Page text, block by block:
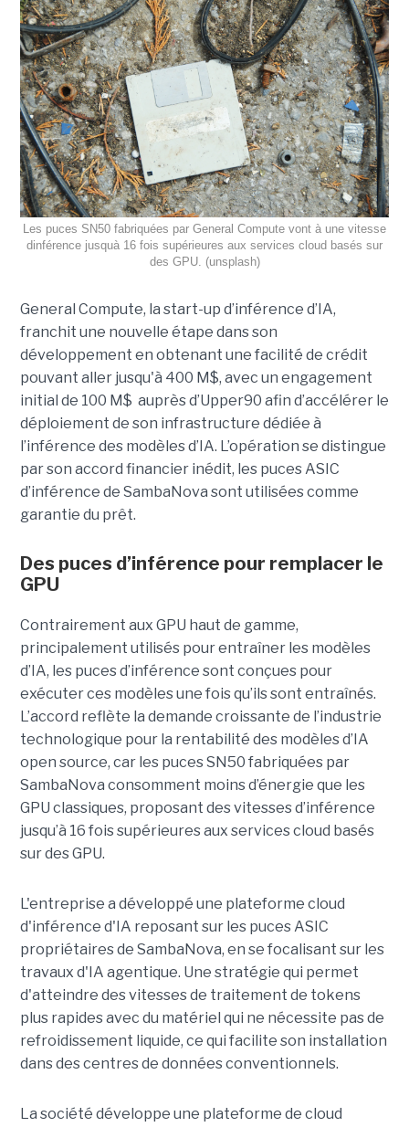
Les puces SN50 fabriquées par General Compute vont à une vitesse
dinférence jusquà 16 fois supérieures aux services cloud basés sur
des GPU. (unsplash)
General Compute, la start-up d’inférence d’IA,
franchit une nouvelle étape dans son
développement en obtenant une facilité de crédit
pouvant aller jusqu'à 400 M$, avec un engagement
initial de 100 M$ auprès d’Upper90 afin d’accélérer le
déploiement de son infrastructure dédiée à
l’inférence des modèles d’IA. L’opération se distingue
par son accord financier inédit, les puces ASIC
d’inférence de SambaNova sont utilisées comme
garantie du prêt.
Des puces d’inférence pour remplacer le
GPU
Contrairement aux GPU haut de gamme,
principalement utilisés pour entraîner les modèles
d’IA, les puces d’inférence sont conçues pour
exécuter ces modèles une fois qu’ils sont entraînés.
L’accord reflète la demande croissante de l’industrie
technologique pour la rentabilité des modèles d’IA
open source, car les puces SN50 fabriquées par
SambaNova consomment moins d’énergie que les
GPU classiques, proposant des vitesses d’inférence
jusqu’à 16 fois supérieures aux services cloud basés
sur des GPU.
L'entreprise a développé une plateforme cloud
d'inférence d'IA reposant sur les puces ASIC
propriétaires de SambaNova, en se focalisant sur les
travaux d'IA agentique. Une stratégie qui permet
d'atteindre des vitesses de traitement de tokens
plus rapides avec du matériel qui ne nécessite pas de
refroidissement liquide, ce qui facilite son installation
dans des centres de données conventionnels.
La société développe une plateforme de cloud